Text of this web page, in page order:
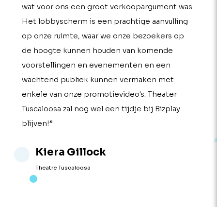
wat voor ons een groot verkoopargument was.
Het lobbyscherm is een prachtige aanvulling
op onze ruimte, waar we onze bezoekers op
de hoogte kunnen houden van komende
voorstellingen en evenementen en een
wachtend publiek kunnen vermaken met
enkele van onze promotievideo's. Theater
Tuscaloosa zal nog wel een tijdje bij Bizplay
blijven!”
Kiera Gillock
Theatre Tuscaloosa